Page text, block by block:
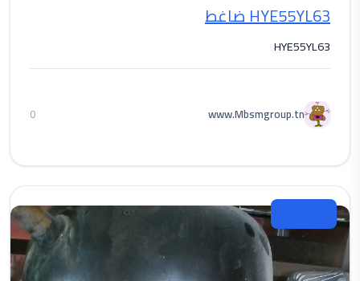
HYE55YL63 ضاغط
HYE55YL63
www.Mbsmgroup.tn
0